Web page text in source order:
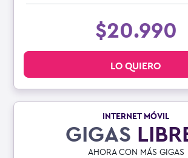
$20.990
LO QUIERO
INTERNET MÓVIL
GIGAS
AHORA CON MÁS GIGAS